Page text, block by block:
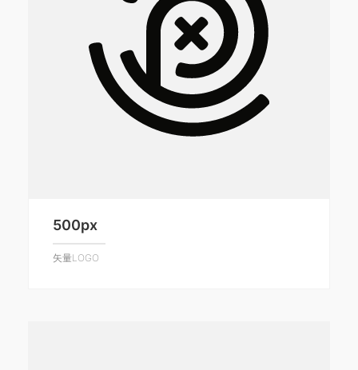
500px
矢量LOGO